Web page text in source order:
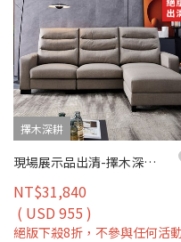
擇木深耕
現場展示品出清-擇木深耕-喬堤L型貓抓皮收納沙發
NT$31,840
( USD 955 )
絕版下殺8折，不參與任何活